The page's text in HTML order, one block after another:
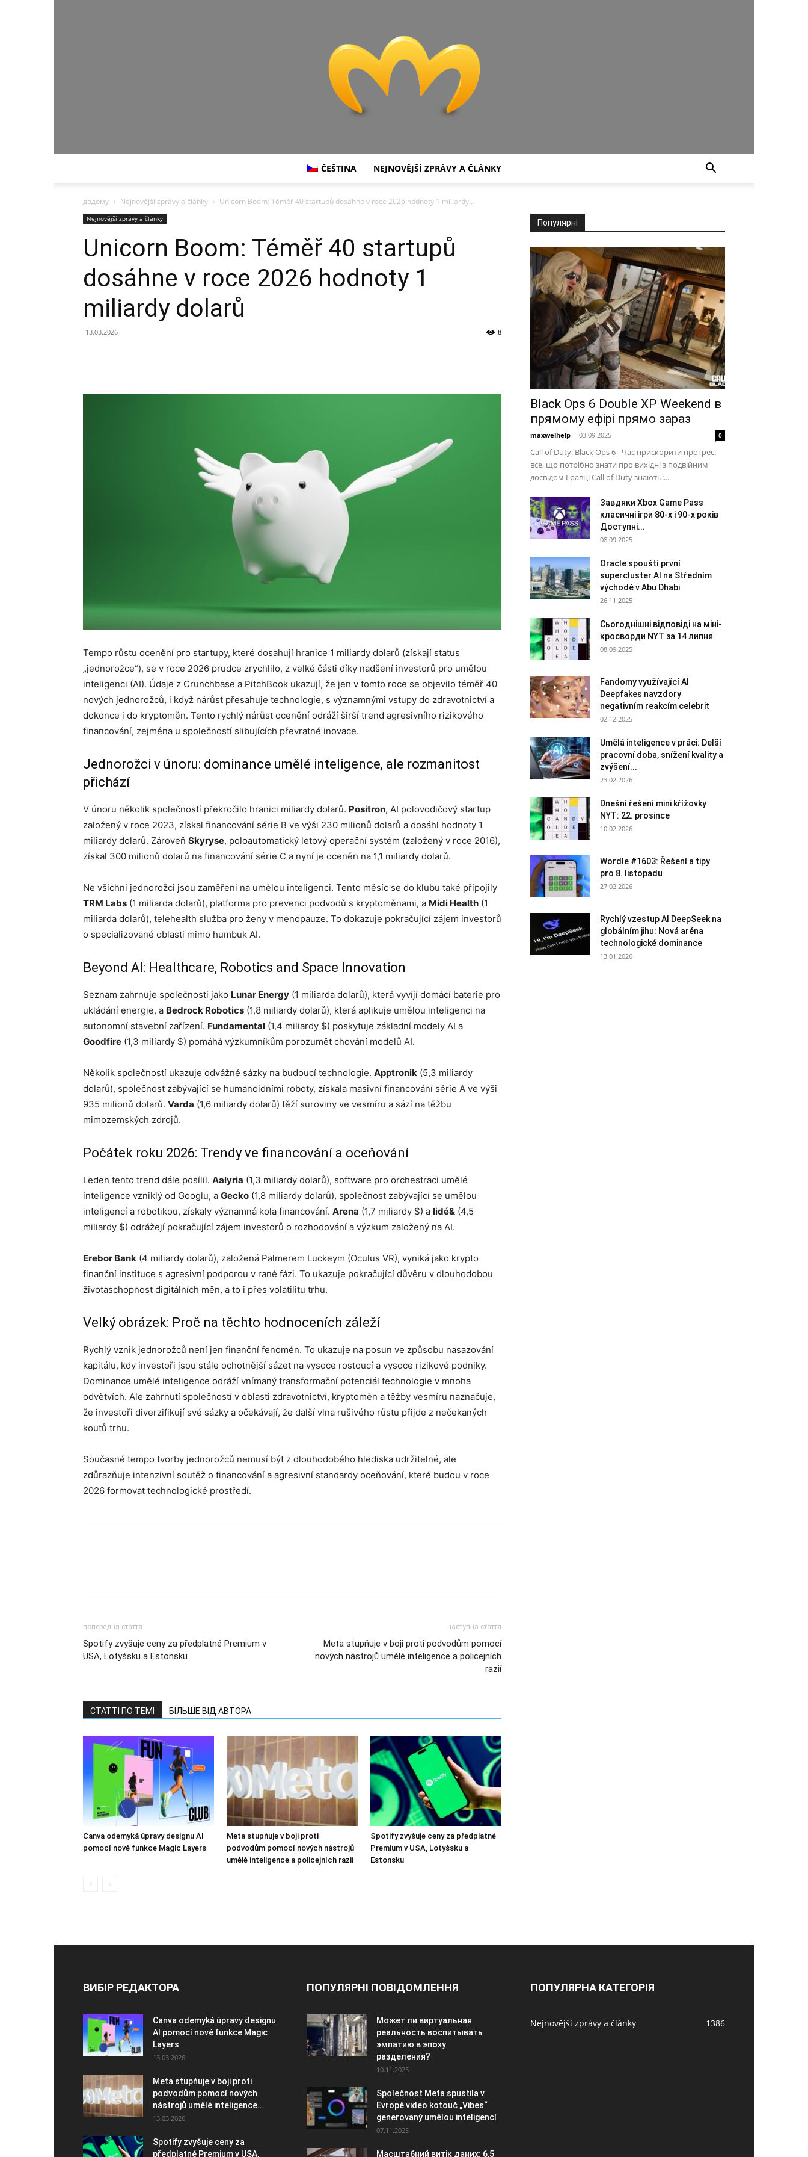
ČEŠTINA NEJNOVĚJŠÍ ZPRÁVY A ČLÁNKY
додому Nejnovější zprávy a články Unicorn Boom: Téměř 40 startupů dosáhne v roce 2026 hodnoty 1 miliardy...
Nejnovější zprávy a články
Unicorn Boom: Téměř 40 startupů
dosáhne v roce 2026 hodnoty 1
miliardy dolarů
13.03.2026 8
Tempo růstu ocenění pro startupy, které dosahují hranice 1 miliardy dolarů (získají status
„jednorožce“), se v roce 2026 prudce zrychlilo, z velké části díky nadšení investorů pro umělou
inteligenci (AI). Údaje z Crunchbase a PitchBook ukazují, že jen v tomto roce se objevilo téměř 40
nových jednorožců, i když nárůst přesahuje technologie, s významnými vstupy do zdravotnictví a
dokonce i do kryptoměn. Tento rychlý nárůst ocenění odráží širší trend agresivního rizikového
financování, zejména u společností slibujících převratné inovace.
Jednorožci v únoru: dominance umělé inteligence, ale rozmanitost
přichází
V únoru několik společností překročilo hranici miliardy dolarů. Positron, AI polovodičový startup
založený v roce 2023, získal financování série B ve výši 230 milionů dolarů a dosáhl hodnoty 1
miliardy dolarů. Zároveň Skyryse, poloautomatický letový operační systém (založený v roce 2016),
získal 300 milionů dolarů na financování série C a nyní je oceněn na 1,1 miliardy dolarů.
Ne všichni jednorožci jsou zaměřeni na umělou inteligenci. Tento měsíc se do klubu také připojily
TRM Labs (1 miliarda dolarů), platforma pro prevenci podvodů s kryptoměnami, a Midi Health (1
miliarda dolarů), telehealth služba pro ženy v menopauze. To dokazuje pokračující zájem investorů
o specializované oblasti mimo humbuk AI.
Beyond AI: Healthcare, Robotics and Space Innovation
Seznam zahrnuje společnosti jako Lunar Energy (1 miliarda dolarů), která vyvíjí domácí baterie pro
ukládání energie, a Bedrock Robotics (1,8 miliardy dolarů), která aplikuje umělou inteligenci na
autonomní stavební zařízení. Fundamental (1,4 miliardy $) poskytuje základní modely AI a
Goodfire (1,3 miliardy $) pomáhá výzkumníkům porozumět chování modelů AI.
Několik společností ukazuje odvážné sázky na budoucí technologie. Apptronik (5,3 miliardy
dolarů), společnost zabývající se humanoidními roboty, získala masivní financování série A ve výši
935 milionů dolarů. Varda (1,6 miliardy dolarů) těží suroviny ve vesmíru a sází na těžbu
mimozemských zdrojů.
Počátek roku 2026: Trendy ve financování a oceňování
Leden tento trend dále posílil. Aalyria (1,3 miliardy dolarů), software pro orchestraci umělé
inteligence vzniklý od Googlu, a Gecko (1,8 miliardy dolarů), společnost zabývající se umělou
inteligencí a robotikou, získaly významná kola financování. Arena (1,7 miliardy $) a lidé& (4,5
miliardy $) odrážejí pokračující zájem investorů o rozhodování a výzkum založený na AI.
Erebor Bank (4 miliardy dolarů), založená Palmerem Luckeym (Oculus VR), vyniká jako krypto
finanční instituce s agresivní podporou v rané fázi. To ukazuje pokračující důvěru v dlouhodobou
životaschopnost digitálních měn, a to i přes volatilitu trhu.
Velký obrázek: Proč na těchto hodnoceních záleží
Rychlý vznik jednorožců není jen finanční fenomén. To ukazuje na posun ve způsobu nasazování
kapitálu, kdy investoři jsou stále ochotnější sázet na vysoce rostoucí a vysoce rizikové podniky.
Dominance umělé inteligence odráží vnímaný transformační potenciál technologie v mnoha
odvětvích. Ale zahrnutí společností v oblasti zdravotnictví, kryptoměn a těžby vesmíru naznačuje,
že investoři diverzifikují své sázky a očekávají, že další vlna rušivého růstu přijde z nečekaných
koutů trhu.
Současné tempo tvorby jednorožců nemusí být z dlouhodobého hlediska udržitelné, ale
zdůrazňuje intenzivní soutěž o financování a agresivní standardy oceňování, které budou v roce
2026 formovat technologické prostředí.
попередня стаття
Spotify zvyšuje ceny za předplatné Premium v
USA, Lotyšsku a Estonsku
наступна стаття
Meta stupňuje v boji proti podvodům pomocí
nových nástrojů umělé inteligence a policejních
razií
СТАТТІ ПО ТЕМІ БІЛЬШЕ ВІД АВТОРА
Canva odemyká úpravy designu AI
pomocí nové funkce Magic Layers
Meta stupňuje v boji proti
podvodům pomocí nových nástrojů
umělé inteligence a policejních razií
Spotify zvyšuje ceny za předplatné
Premium v USA, Lotyšsku a
Estonsku
Популярні
Black Ops 6 Double XP Weekend в
прямому ефірі прямо зараз
maxwelhelp - 03.09.2025 0
Call of Duty: Black Ops 6 - Час прискорити прогрес:
все, що потрібно знати про вихідні з подвійним
досвідом Гравці Call of Duty знають:...
Завдяки Xbox Game Pass
класичні ігри 80-х і 90-х років
Доступні...
08.09.2025
Oracle spouští první
supercluster AI na Středním
východě v Abu Dhabi
26.11.2025
Сьогоднішні відповіді на міні-
кросворди NYT за 14 липня
08.09.2025
Fandomy využívající AI
Deepfakes navzdory
negativním reakcím celebrit
02.12.2025
Umělá inteligence v práci: Delší
pracovní doba, snížení kvality a
zvýšení...
23.02.2026
Dnešní řešení mini křížovky
NYT: 22. prosince
10.02.2026
Wordle #1603: Řešení a tipy
pro 8. listopadu
27.02.2026
Rychlý vzestup AI DeepSeek na
globálním jihu: Nová aréna
technologické dominance
13.01.2026
ВИБІР РЕДАКТОРА
Canva odemyká úpravy designu
AI pomocí nové funkce Magic
Layers
13.03.2026
Meta stupňuje v boji proti
podvodům pomocí nových
nástrojů umělé inteligence...
13.03.2026
Spotify zvyšuje ceny za
předplatné Premium v USA,
ПОПУЛЯРНІ ПОВІДОМЛЕННЯ
Может ли виртуальная
реальность воспитывать
эмпатию в эпоху
разделения?
10.11.2025
Společnost Meta spustila v
Evropě video kotouč „Vibes“
generovaný umělou inteligencí
07.11.2025
Масштабний витік даних: 6,5
ПОПУЛЯРНА КАТЕГОРІЯ
Nejnovější zprávy a články 1386